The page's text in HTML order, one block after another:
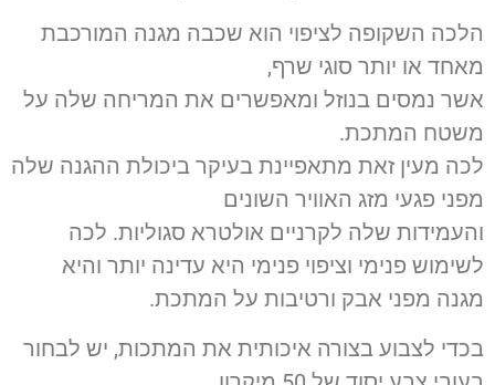
הלכה השקופה לציפוי הוא שכבה מגנה המורכבת
מאחד או יותר סוגי שרף,
אשר נמסים בנוזל ומאפשרים את המריחה שלה על
משטח המתכת.
לכה מעין זאת מתאפיינת בעיקר ביכולת ההגנה שלה
מפני פגעי מזג האוויר השונים
והעמידות שלה לקרניים אולטרא סגוליות. לכה
לשימוש פנימי וציפוי פנימי היא עדינה יותר והיא
מגנה מפני אבק ורטיבות על המתכת.
בכדי לצבוע בצורה איכותית את המתכות, יש לבחור